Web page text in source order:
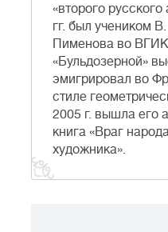
«второго
гг. был учеником
Пименова во
«Бульдозерной»
эмигрировал во
стиле
2005 г. вышла его
книга «Враг
художника».